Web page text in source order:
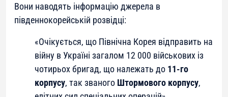
Вони наводять інформацію джерела в
південнокорейській розвідці:
«Очікується, що Північна Корея відправить на
війну в Україні загалом 12 000 військових із
чотирьох бригад, що належать до 11-го
корпусу, так званого Штормового корпусу,